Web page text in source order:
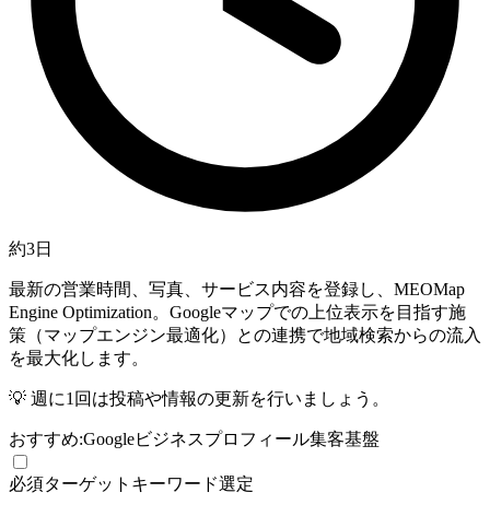
約3日
最新の営業時間、写真、サービス内容を登録し、 MEOMap
Engine Optimization。Googleマップでの上位表示を目指す施
策 （マップエンジン最適化）との連携で地域検索からの流入
を最大化します。
💡 週に1回は投稿や情報の更新を行いましょう。
おすすめ:Googleビジネスプロフィール集客基盤
必須ターゲットキーワード選定